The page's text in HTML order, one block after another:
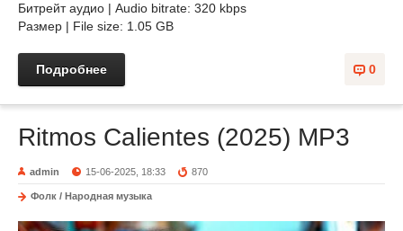
Битрейт аудио | Audio bitrate: 320 kbps
Размер | File size: 1.05 GB
0
Подробнее
Ritmos Calientes (2025) MP3
admin 15-06-2025, 18:33 870
Фолк / Народная музыка